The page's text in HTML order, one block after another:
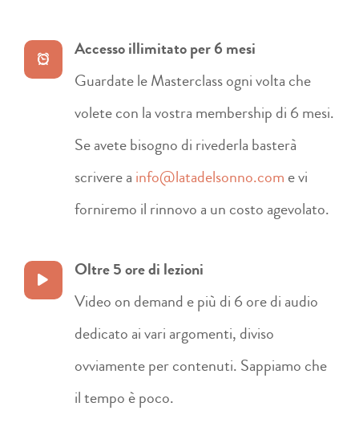
Accesso illimitato per 6 mesi
Guardate le Masterclass ogni volta che
volete con la vostra membership di 6 mesi.
Se avete bisogno di rivederla basterà
scrivere a info@latadelsonno.com e vi
forniremo il rinnovo a un costo agevolato.
Oltre 5 ore di lezioni
Video on demand e più di 6 ore di audio
dedicato ai vari argomenti, diviso
ovviamente per contenuti. Sappiamo che
il tempo è poco.